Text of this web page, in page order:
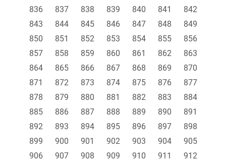
836
837 838 839 840 841
842
843
844 845 846 847 848
849
850
851 852 853 854 855
856
857
858 859 860 861 862
863
864
865 866 867 868 869
870
871
872 873 874 875 876
877
878
879 880 881 882 883
884
885
886 887 888 889 890
891
892
893 894 895 896 897
898
899
900 901 902 903 904
905
906
907 908 909 910 911
912